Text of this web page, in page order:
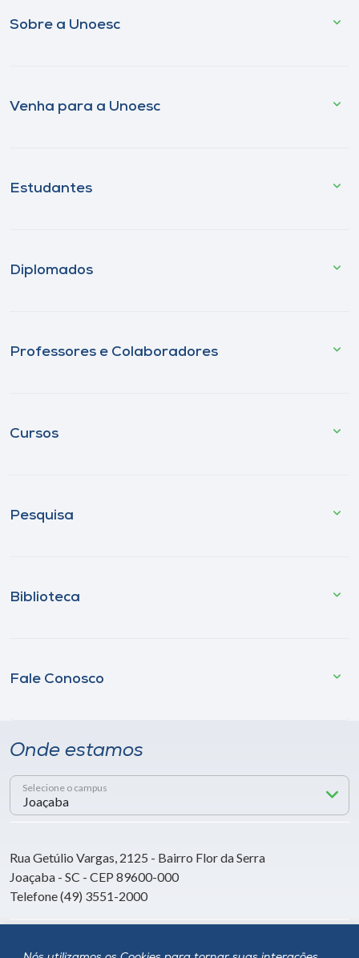
Sobre a Unoesc
Venha para a Unoesc
Estudantes
Diplomados
Professores e Colaboradores
Cursos
Pesquisa
Biblioteca
Fale Conosco
Onde estamos
Selecione o campus
Rua Getúlio Vargas, 2125 - Bairro Flor da Serra
Joaçaba - SC - CEP 89600-000
Telefone (49) 3551-2000
Siga a Unoesc